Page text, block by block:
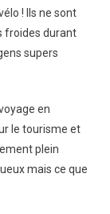
! Ils ne sont
froides durant
supers
en
le tourisme et
plein
mais ce que